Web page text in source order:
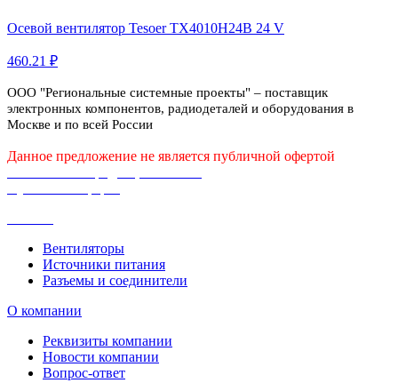
Осевой вентилятор Tesoer TX4010H24B 24 V
460.21 ₽
ООО "Региональные системные проекты" – поставщик
электронных компонентов, радиодеталей и оборудования в
Москве и по всей России
Данное предложение не является публичной офертой
Вентиляторы
Источники питания
Разъемы и соединители
О компании
Реквизиты компании
Новости компании
Вопрос-ответ